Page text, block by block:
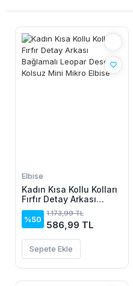
Elbise
Kadın Kısa Kollu Kolları
Fırfır Detay Arkası
Bağlamalı Leopar
Desen Kolsuz Mini
Mikro Elbise
%50
1.173,99 TL
586,99 TL
Sepete Ekle